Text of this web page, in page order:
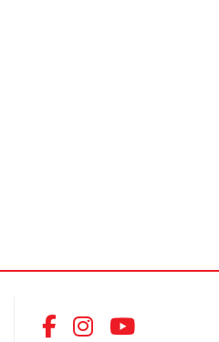
Aceder ao
Aceder ao
Aceder